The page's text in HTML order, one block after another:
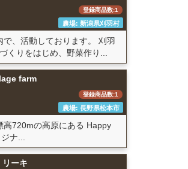
登録商品数:1
農場: 新潟県刈羽村
で、活動しております。 刈羽
くりをはじめ、野菜作り...
farm
登録商品数:1
農場: 長野県松本市
高720mの高原にある Happy
ナ...
ーキ